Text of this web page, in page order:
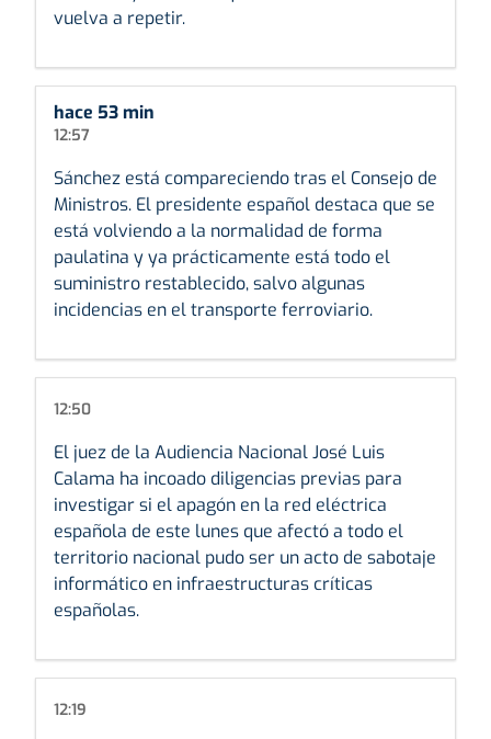
vuelva a repetir.
hace 53 min
12:57
Sánchez está compareciendo tras el Consejo de
Ministros. El presidente español destaca que se
está volviendo a la normalidad de forma
paulatina y ya prácticamente está todo el
suministro restablecido, salvo algunas
incidencias en el transporte ferroviario.
12:50
El juez de la Audiencia Nacional José Luis
Calama ha incoado diligencias previas para
investigar si el apagón en la red eléctrica
española de este lunes que afectó a todo el
territorio nacional pudo ser un acto de sabotaje
informático en infraestructuras críticas
españolas.
12:19